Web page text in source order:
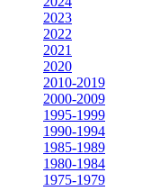
2023
2022
2021
2020
2010-2019
2000-2009
1995-1999
1990-1994
1985-1989
1980-1984
1975-1979